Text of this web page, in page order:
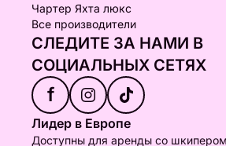
Чартер Яхта люкс
Все производители
СЛЕДИТЕ ЗА НАМИ В
СОЦИАЛЬНЫХ СЕТЯХ
f
Лидер в Европе
Доступны для аренды со